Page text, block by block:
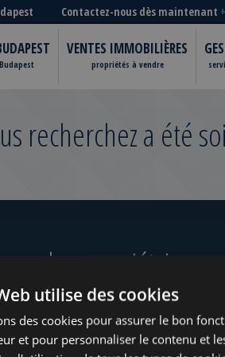
Contactez-nous dès maintenant
VENTES IMMOBILIÈRES
propriétés à vendre
recherchez a été
pour les propriétaires
of August
2026?
utilise des cookies
des cookies pour assurer le bon
et pour personnaliser le contenu et